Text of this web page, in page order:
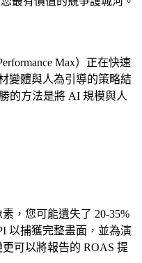
Max）正在快速
變體與人為引導的策略結
的方法是將 AI 規模與人
，您可能遺失了 20-35%
以捕獲完整畫面，並為演
可以將報告的 ROAS 提